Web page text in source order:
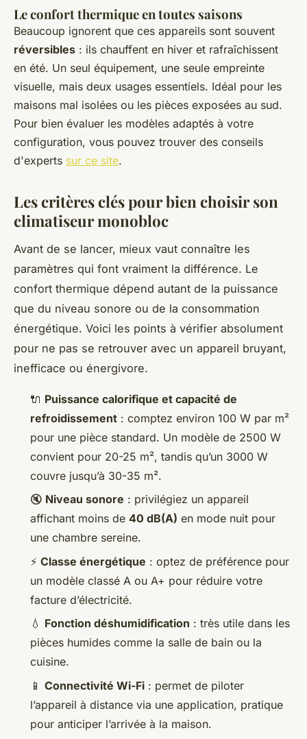
Le confort thermique en toutes saisons
Beaucoup ignorent que ces appareils sont souvent
réversibles : ils chauffent en hiver et rafraîchissent
en été. Un seul équipement, une seule empreinte
visuelle, mais deux usages essentiels. Idéal pour les
maisons mal isolées ou les pièces exposées au sud.
Pour bien évaluer les modèles adaptés à votre
configuration, vous pouvez trouver des conseils
d'experts sur ce site.
Les critères clés pour bien choisir son
climatiseur monobloc
Avant de se lancer, mieux vaut connaître les
paramètres qui font vraiment la différence. Le
confort thermique dépend autant de la puissance
que du niveau sonore ou de la consommation
énergétique. Voici les points à vérifier absolument
pour ne pas se retrouver avec un appareil bruyant,
inefficace ou énergivore.
🔌 Puissance calorifique et capacité de
refroidissement : comptez environ 100 W par m²
pour une pièce standard. Un modèle de 2500 W
convient pour 20-25 m², tandis qu’un 3000 W
couvre jusqu’à 30-35 m².
🔇 Niveau sonore : privilégiez un appareil
affichant moins de 40 dB(A) en mode nuit pour
une chambre sereine.
⚡ Classe énergétique : optez de préférence pour
un modèle classé A ou A+ pour réduire votre
facture d’électricité.
💧 Fonction déshumidification : très utile dans les
pièces humides comme la salle de bain ou la
cuisine.
📱 Connectivité Wi-Fi : permet de piloter
l’appareil à distance via une application, pratique
pour anticiper l’arrivée à la maison.